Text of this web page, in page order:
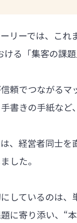
リーでは、これ
る「集客の課
頼でつながるマ
書きの手紙など
、経営者同士
した。
しているのは
に寄り添い、“